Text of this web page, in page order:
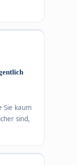
Sie kaum
sind,